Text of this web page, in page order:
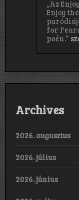
„Az
Enjoy
for
poén.”
Archives
2026. augusztus
2026. július
2026. június